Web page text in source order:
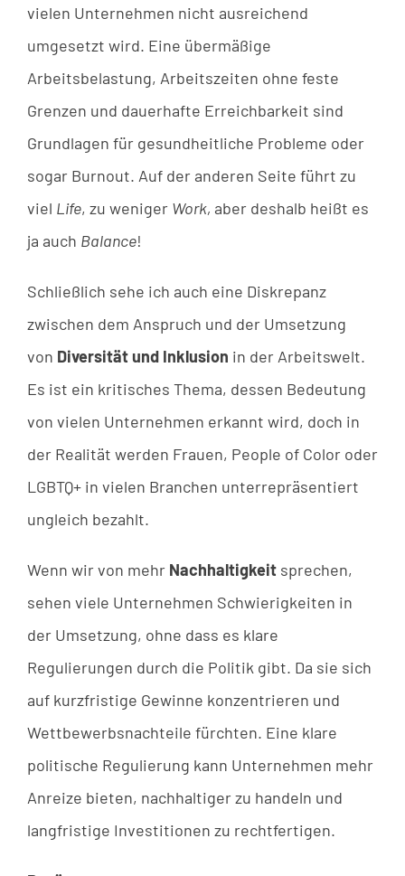
vielen Unternehmen nicht ausreichend
umgesetzt wird. Eine übermäßige
Arbeitsbelastung, Arbeitszeiten ohne feste
Grenzen und dauerhafte Erreichbarkeit sind
Grundlagen für gesundheitliche Probleme oder
sogar Burnout. Auf der anderen Seite führt zu
viel Life, zu weniger Work, aber deshalb heißt es
ja auch Balance!
Schließlich sehe ich auch eine Diskrepanz
zwischen dem Anspruch und der Umsetzung
von Diversität und Inklusion in der Arbeitswelt.
Es ist ein kritisches Thema, dessen Bedeutung
von vielen Unternehmen erkannt wird, doch in
der Realität werden Frauen, People of Color oder
LGBTQ+ in vielen Branchen unterrepräsentiert
ungleich bezahlt.
Wenn wir von mehr Nachhaltigkeitsprechen,
sehen viele Unternehmen Schwierigkeiten in
der Umsetzung, ohne dass es klare
Regulierungen durch die Politik gibt. Da sie sich
auf kurzfristige Gewinne konzentrieren und
Wettbewerbsnachteile fürchten. Eine klare
politische Regulierung kann Unternehmen mehr
Anreize bieten, nachhaltiger zu handeln und
langfristige Investitionen zu rechtfertigen.